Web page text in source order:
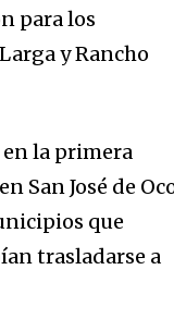
para los
y Rancho
la primera
San José de
que
trasladarse a